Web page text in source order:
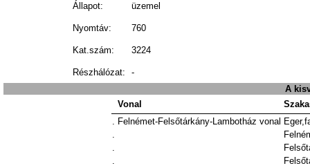
Állapot: üzemel
Nyomtáv: 760
Kat.szám: 3224
Részhálózat:
-
A
Vonal
. Felnémet-Felsőtárkány-Lambotház vonal
.
.
.